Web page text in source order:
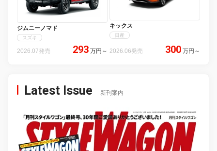
ジムニーノマド
スズキ
2026.07発売 293 万円 ～
キックス
日産
2026.06発売 300 万円 ～
Latest Issue 新刊案内